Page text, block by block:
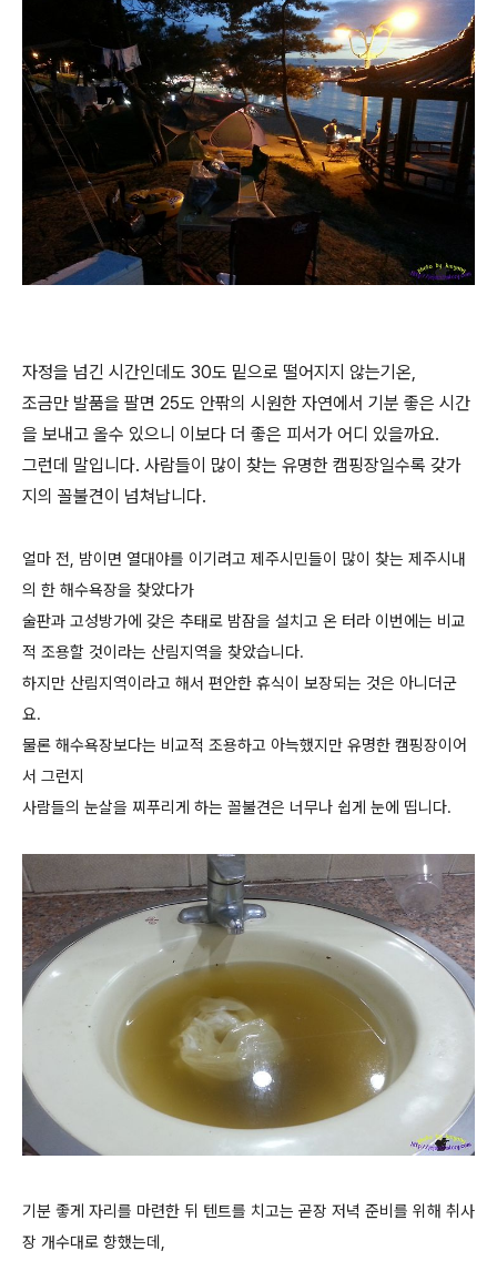
자정을 넘긴 시간인데도 30도 밑으로 떨어지지 않는기온,
조금만 발품을 팔면 25도 안팎의 시원한 자연에서 기분 좋은 시간
을 보내고 올수 있으니 이보다 더 좋은 피서가 어디 있을까요.
그런데 말입니다. 사람들이 많이 찾는 유명한 캠핑장일수록 갖가
지의 꼴불견이 넘쳐납니다.
얼마 전, 밤이면 열대야를 이기려고 제주시민들이 많이 찾는 제주시내
의 한 해수욕장을 찾았다가
술판과 고성방가에 갖은 추태로 밤잠을 설치고 온 터라 이번에는 비교
적 조용할 것이라는 산림지역을 찾았습니다.
하지만 산림지역이라고 해서 편안한 휴식이 보장되는 것은 아니더군
요.
물론 해수욕장보다는 비교적 조용하고 아늑했지만 유명한 캠핑장이어
서 그런지
사람들의 눈살을 찌푸리게 하는 꼴불견은 너무나 쉽게 눈에 띱니다.
기분 좋게 자리를 마련한 뒤 텐트를 치고는 곧장 저녁 준비를 위해 취사
장 개수대로 향했는데,